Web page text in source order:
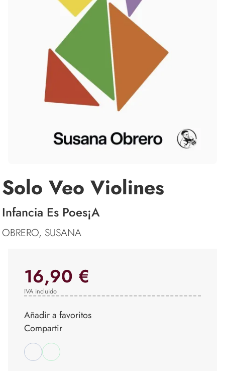
Solo Veo Violines
Infancia Es Poes¡A
OBRERO, SUSANA
16,90 €
IVA incluido
Añadir a favoritos
Compartir